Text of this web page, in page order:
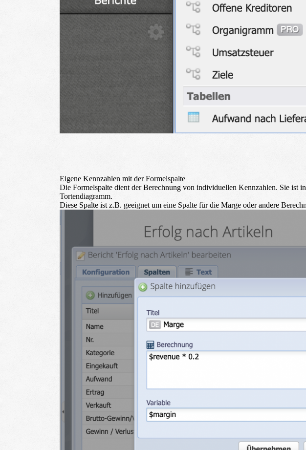
Eigene Kennzahlen mit der Formelspalte
Die Formelspalte dient der Berechnung von individuellen Kennzahlen. Sie ist
Tortendiagramm.
Diese Spalte ist z.B. geeignet um eine Spalte für die Marge oder andere